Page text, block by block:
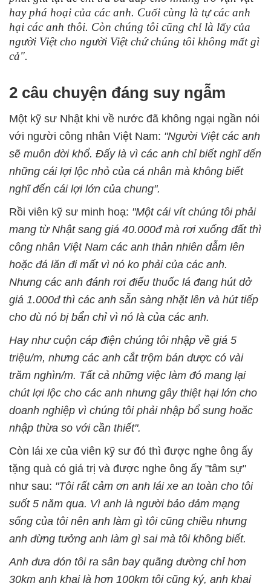
hay phá hoại của các anh. Cuối cùng là tự các anh
hại các anh thôi. Còn chúng tôi cũng chỉ là lấy của
người Việt cho người Việt chứ chúng tôi không mất gì
cả".
2 câu chuyện đáng suy ngẫm
Một kỹ sư Nhật khi về nước đã không ngại ngần nói
với người công nhân Việt Nam: "Người Việt các anh
sẽ muôn đời khổ. Đấy là vì các anh chỉ biết nghĩ đến
những cái lợi lộc nhỏ của cá nhân mà không biết
nghĩ đến cái lợi lớn của chung".
Rồi viên kỹ sư minh hoạ: "Một cái vít chúng tôi phải
mang từ Nhật sang giá 40.000đ mà rơi xuống đất thì
công nhân Việt Nam các anh thản nhiên dẫm lên
hoặc đá lăn đi mất vì nó ko phải của các anh.
Nhưng các anh đánh rơi điếu thuốc lá đang hút dở
giá 1.000đ thì các anh sẵn sàng nhặt lên và hút tiếp
cho dù nó bị bẩn chỉ vì nó là của các anh.
Hay như cuộn cáp điện chúng tôi nhập về giá 5
triệu/m, nhưng các anh cắt trộm bán được có vài
trăm nghìn/m. Tất cả những việc làm đó mang lại
chút lợi lộc cho các anh nhưng gây thiệt hại lớn cho
doanh nghiệp vì chúng tôi phải nhập bổ sung hoăc
nhập thừa so với cần thiết".
Còn lái xe của viên kỹ sư đó thì được nghe ông ấy
tặng quà có giá trị và được nghe ông ấy "tâm sự"
như sau: "Tôi rất cảm ơn anh lái xe an toàn cho tôi
suốt 5 năm qua. Vì anh là người bảo đảm mạng
sống của tôi nên anh làm gì tôi cũng chiều nhưng
anh đừng tưởng anh làm gì sai mà tôi không biết.
Anh đưa đón tôi ra sân bay quãng đường chỉ hơn
30km anh khai là hơn 100km tôi cũng ký, anh khai